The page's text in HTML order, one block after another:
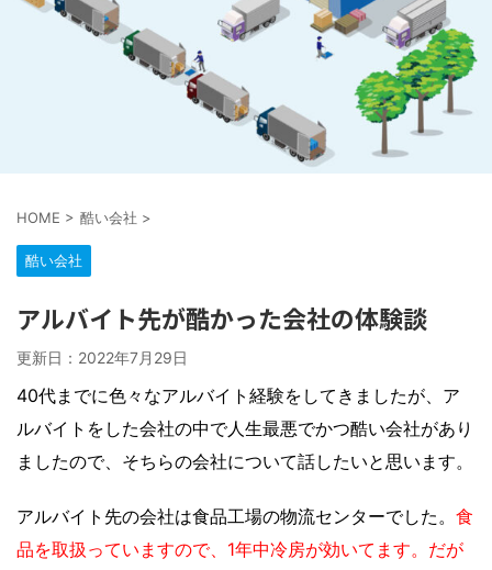
HOME > 酷い会社 >
酷い会社
アルバイト先が酷かった会社の体験談
更新日： 2022年7月29日
40代までに色々なアルバイト経験をしてきましたが、ア
ルバイトをした会社の中で人生最悪でかつ酷い会社があり
ましたので、そちらの会社について話したいと思います。
アルバイト先の会社は食品工場の物流センターでした。 食
品を取扱っていますので、1年中冷房が効いてます。だが